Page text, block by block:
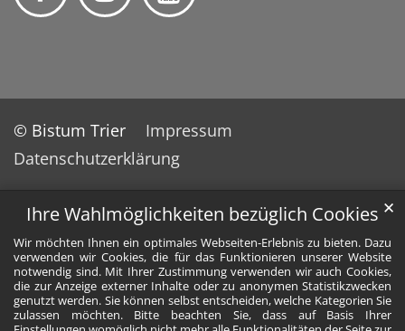
Ihre Wahlmöglichkeiten bezüglich Cookies
Wir möchten Ihnen ein optimales Webseiten-Erlebnis zu bieten. Dazu
verwenden wir Cookies, die für das Funktionieren unserer Website
notwendig sind. Mit Ihrer Zustimmung verwenden wir auch Cookies,
die zur Anzeige externer Inhalte oder zu anonymen Statistikzwecken
genutzt werden. Sie können selbst entscheiden, welche Kategorien Sie
zulassen möchten. Bitte beachten Sie, dass auf Basis Ihrer
✕
© Bistum Trier
Impressum
Datenschutzerklärung